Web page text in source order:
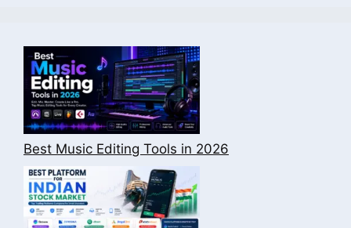
Best Music Editing Tools in 2026